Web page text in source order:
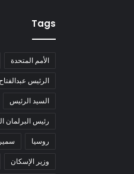
Tags
الأمم المتحدة
الرئيس
السيد الرئيس
رئيس البرلمان
روسيا
وزير الإسكان